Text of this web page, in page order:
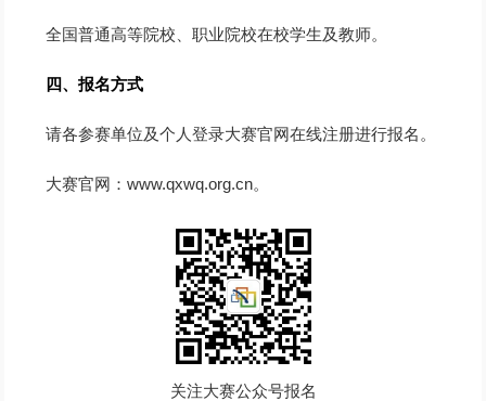
全国普通高等院校、职业院校在校学生及教师。
四、报名方式
请各参赛单位及个人登录大赛官网在线注册进行报名。
大赛官网：www.qxwq.org.cn。
关注大赛公众号报名